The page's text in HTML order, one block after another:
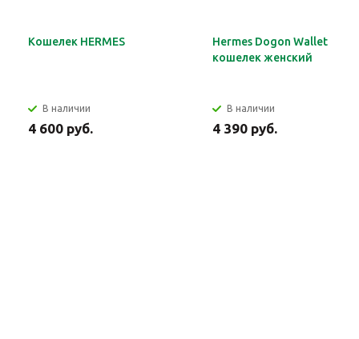
Кошелек HERMES
В наличии
4 600 руб.
Hermes Dogon Wallet
кошелек женский
В наличии
4 390 руб.